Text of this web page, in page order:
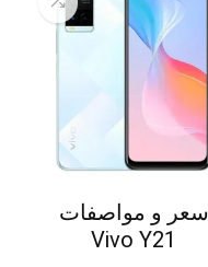
سعر و مواصفات
Vivo Y21